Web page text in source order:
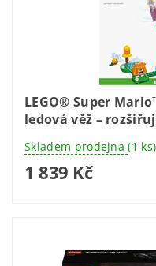
LEGO® Super
ledová věž –
Skladem prodejna(1 ks)
1 839 Kč